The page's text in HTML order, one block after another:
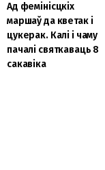
Ад фемінісцкіх
маршаў да кветак і
цукерак. Калі і чаму
пачалі святкаваць 8
сакавіка